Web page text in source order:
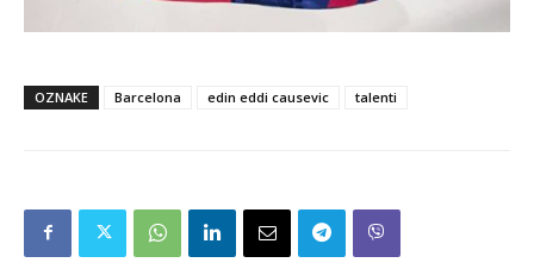
OZNAKE Barcelona edin eddi causevic talenti